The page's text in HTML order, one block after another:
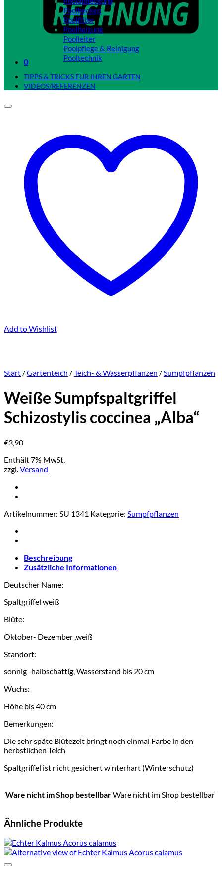
0
Poolbecken
Poolfilter
Poolheizung
Poolleiter
Poolpflege & Reinigung
Pooltechnik
TIPPS & TRICKS FÜR IHREN GARTEN
VIDEOS/REFERENZEN
Add to Wishlist
Start /Gartenteich /Teich- & Wasserpflanzen /Sumpfpflanzen
Weiße Sumpfspaltgriffel
Schizostylis coccinea „Alba“
€3,90
Enthält 7% MwSt.
zzgl.Versand
Artikelnummer: SU 1341 Kategorie: Sumpfpflanzen
Beschreibung
Zusätzliche Informationen
Deutscher Name:
Spaltgriffel weiß
Blüte:
Oktober- Dezember ,weiß
Standort:
sonnig -halbschattig, Wasserstand bis 20 cm
Wuchs:
Höhe bis 40 cm
Bemerkungen:
Die sehr späte Blütezeit bringt noch einmal Farbe in den
herbstlichen Teich
Spaltgriffel ist nicht gesichert winterhart (Winterschutz)
Ware nicht im Shop bestellbar Ware nicht im Shop bestellbar
Ähnliche Produkte